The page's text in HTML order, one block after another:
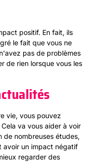
positif. En fait, ils
le fait que vous ne
pas de problèmes
de rien lorsque vous les
vie, vous pouvez
va vous aider à voir
de nombreuses études,
avoir un impact négatif
regarder des